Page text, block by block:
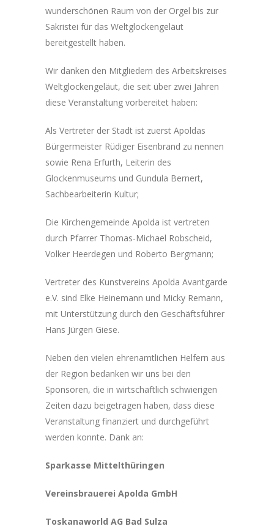
wunderschönen Raum von der Orgel bis zur
Sakristei für das Weltglockengeläut
bereitgestellt haben.
Wir danken den Mitgliedern des Arbeitskreises
Weltglockengeläut, die seit über zwei Jahren
diese Veranstaltung vorbereitet haben:
Als Vertreter der Stadt ist zuerst Apoldas
Bürgermeister Rüdiger Eisenbrand zu nennen
sowie Rena Erfurth, Leiterin des
Glockenmuseums und Gundula Bernert,
Sachbearbeiterin Kultur;
Die Kirchengemeinde Apolda ist vertreten
durch Pfarrer Thomas-Michael Robscheid,
Volker Heerdegen und Roberto Bergmann;
Vertreter des Kunstvereins Apolda Avantgarde
e.V. sind Elke Heinemann und Micky Remann,
mit Unterstützung durch den Geschäftsführer
Hans Jürgen Giese.
Neben den vielen ehrenamtlichen Helfern aus
der Region bedanken wir uns bei den
Sponsoren, die in wirtschaftlich schwierigen
Zeiten dazu beigetragen haben, dass diese
Veranstaltung finanziert und durchgeführt
werden konnte. Dank an:
Sparkasse Mittelthüringen
Vereinsbrauerei Apolda GmbH
Toskanaworld AG Bad Sulza